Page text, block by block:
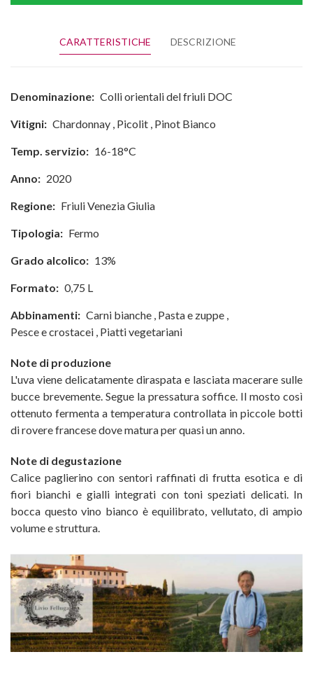
CARATTERISTICHE DESCRIZIONE
Denominazione: Colli orientali del friuli DOC
Vitigni: Chardonnay , Picolit , Pinot Bianco
Temp. servizio: 16-18°C
Anno: 2020
Regione: Friuli Venezia Giulia
Tipologia: Fermo
Grado alcolico: 13%
Formato: 0,75 L
Abbinamenti: Carni bianche , Pasta e zuppe ,
Pesce e crostacei , Piatti vegetariani
Note di produzione
L'uva viene delicatamente diraspata e lasciata macerare sulle
bucce brevemente. Segue la pressatura soffice. Il mosto così
ottenuto fermenta a temperatura controllata in piccole botti
di rovere francese dove matura per quasi un anno.
Note di degustazione
Calice paglierino con sentori raffinati di frutta esotica e di
fiori bianchi e gialli integrati con toni speziati delicati. In
bocca questo vino bianco è equilibrato, vellutato, di ampio
volume e struttura.